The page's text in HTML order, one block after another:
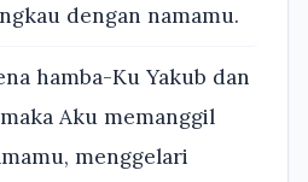
dengan namamu.
hamba-Ku Yakub dan
Aku memanggil
menggelari